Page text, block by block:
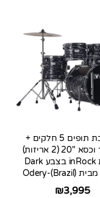
מערכת תופים 5 חלקים +
איבזור וכסא 20″ (2 אריזות)
סדרת inRock בצבע Dark
₪3,995